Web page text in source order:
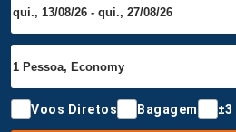
Voos Diretos Bagagem